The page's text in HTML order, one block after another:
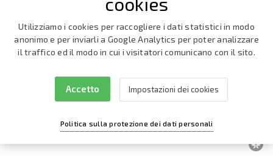
Facebook Instagram
Utilizziamo i cookies per raccogliere i dati statistici in modo
anonimo e per inviarli a Google Analytics per poter analizzare
il traffico ed il modo in cui i visitatori comunicano con il sito.
Politica sulla protezione dei dati personali
Accetto Impostazioni dei cookies